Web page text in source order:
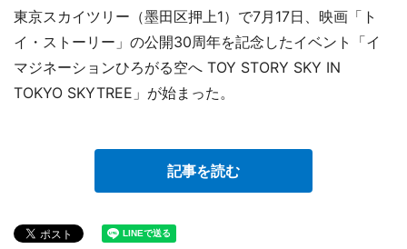
東京スカイツリー（墨田区押上1）で7月17日、映画「ト
イ・ストーリー」の公開30周年を記念したイベント「イ
マジネーションひろがる空へ TOY STORY SKY IN
TOKYO SKYTREE」が始まった。
記事を読む